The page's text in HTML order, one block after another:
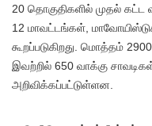
20 தொகுதிகளில் முதல் கட்ட
12 மாவட்டங்கள்,
கூறப்படுகிறது. மொத்தம்
இவற்றில் 650 வாக்கு
அறிவிக்கப்பட்டுள்ளன.